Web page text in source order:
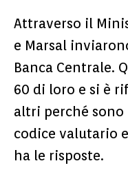
Attraverso il
e Marsal
Banca Centrale.
60 di loro e si è
altri perché
codice valutario
ha le risposte.